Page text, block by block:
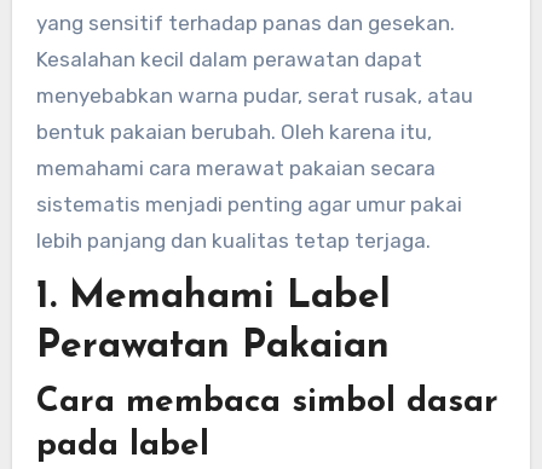
yang sensitif terhadap panas dan gesekan.
Kesalahan kecil dalam perawatan dapat
menyebabkan warna pudar, serat rusak, atau
bentuk pakaian berubah. Oleh karena itu,
memahami cara merawat pakaian secara
sistematis menjadi penting agar umur pakai
lebih panjang dan kualitas tetap terjaga.
1. Memahami Label
Perawatan Pakaian
Cara membaca simbol dasar
pada label